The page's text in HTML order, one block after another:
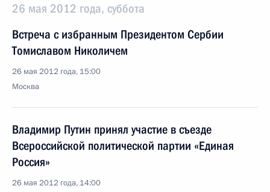
26 мая 2012 года, суббота
Встреча с избранным Президентом Сербии
Томиславом Николичем
26 мая 2012 года, 15:00
Москва
Владимир Путин принял участие в съезде
Всероссийской политической партии «Единая
Россия»
26 мая 2012 года, 14:00